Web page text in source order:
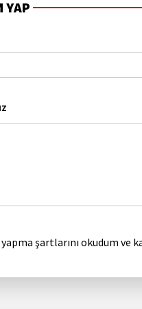
YAP
şartlarını okudum ve